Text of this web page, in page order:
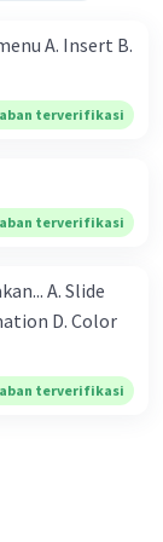
rupiah, 8
berjanji
membagi
A. Insert B.
terverifikasi
terverifikasi
A. Slide
terverifikasi